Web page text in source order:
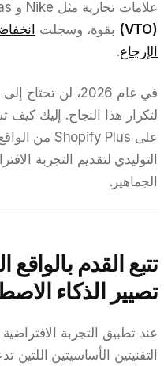
علامات تجارية مثل Nike و Adidas تقنية
(VTO)
بقوة، وسجلت
الإرجاع.
في عام 2026، لن
لتكرار هذا النجاح. إليك كيف
التوليدي لتقديم التجربة
الجماهير.
تصيير الذكاء
عند تطبيق التجربة
التقنيتين الأساسيتين اللتين